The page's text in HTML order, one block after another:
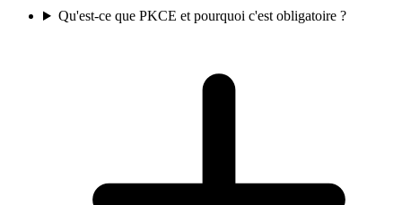
Qu'est-ce que PKCE et pourquoi c'est obligatoire ?